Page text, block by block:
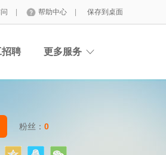
帮助中心 保存到桌面
聘 更多服务
粉丝： 0